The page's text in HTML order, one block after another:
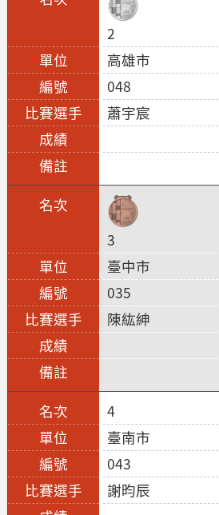
2
高雄市
048
蕭宇宸
3
臺中市
035
陳紘紳
4
臺南市
043
謝昀辰